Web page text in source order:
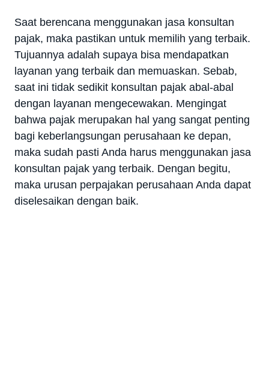
Saat berencana menggunakan jasa konsultan
pajak, maka pastikan untuk memilih yang terbaik.
Tujuannya adalah supaya bisa mendapatkan
layanan yang terbaik dan memuaskan. Sebab,
saat ini tidak sedikit konsultan pajak abal-abal
dengan layanan mengecewakan. Mengingat
bahwa pajak merupakan hal yang sangat penting
bagi keberlangsungan perusahaan ke depan,
maka sudah pasti Anda harus menggunakan jasa
konsultan pajak yang terbaik. Dengan begitu,
maka urusan perpajakan perusahaan Anda dapat
diselesaikan dengan baik.